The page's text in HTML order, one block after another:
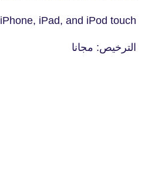
iPhone, iPad, and iPod touch
الترخيص: مجانا